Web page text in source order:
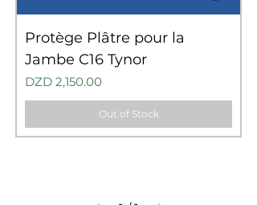
Protège Plâtre pour la
Jambe C16 Tynor
Price
DZD 2,150.00
Out of Stock